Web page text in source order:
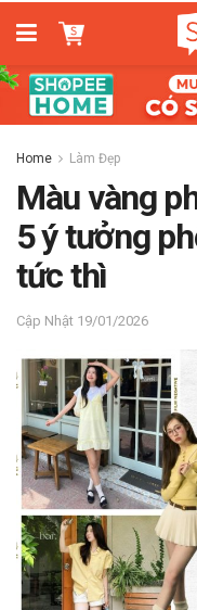
Home Làm Đẹp
Màu vàng
5 ý tưởng
tức thì
19/01/2026